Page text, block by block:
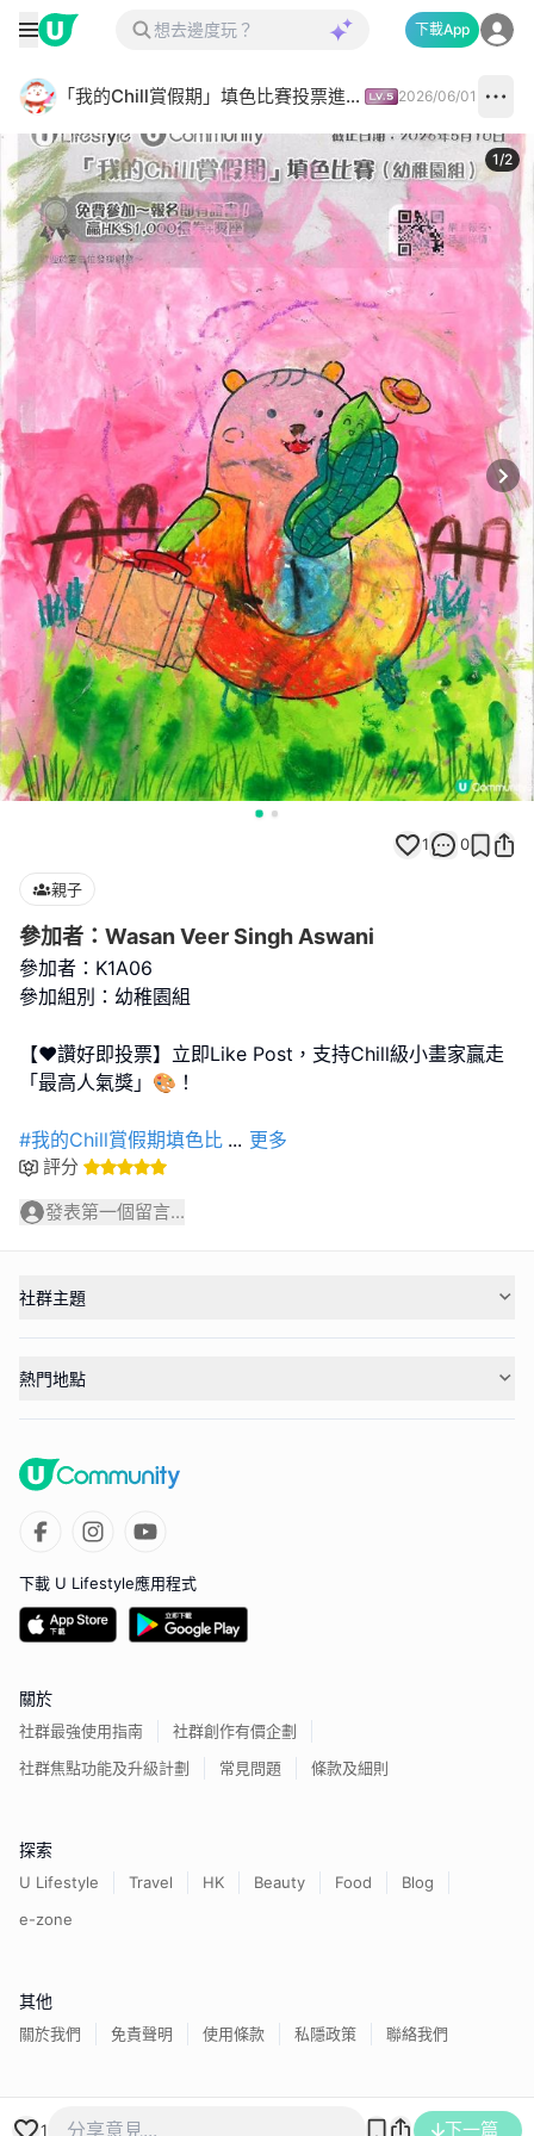
下載App
「我的Chill賞假期」填色比賽投票進行中✅ 2026/06/01
1/2
1 0
親子
參加者：Wasan Veer Singh Aswani
參加者：K1A06
參加組別：幼稚園組
【❤️讚好即投票】立即Like Post，支持Chill級小畫家贏走
「最高人氣獎」🎨！
#我的Chill賞假期填色比 ... 更多
評分
發表第一個留言...
1 下一篇
社群主題
熱門地點
下載 U Lifestyle應用程式
關於
社群最強使用指南
社群創作有價企劃
社群焦點功能及升級計劃
常見問題 條款及細則
探索
U Lifestyle Travel HK Beauty Food
Blog
e-zone
其他
關於我們 免責聲明 使用條款 私隱政策 聯絡我們
香港經濟日報版權所有©